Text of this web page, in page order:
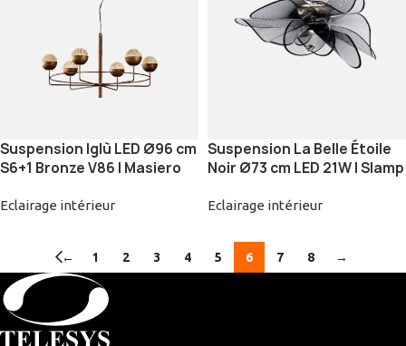
Suspension Iglù LED Ø96 cm
S6+1 Bronze V86 | Masiero
Eclairage intérieur
Suspension La Belle Étoile
Noir Ø73 cm LED 21W | Slamp
Eclairage intérieur
← 1 2 3 4 5 6 7 8 →